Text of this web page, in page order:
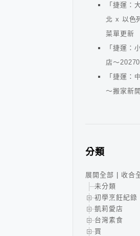
「捷運：
北 x 以色
菜單更新
「捷運：
店～
「捷運：
～搬家新
分類
展開全部
收合
未分類
初學烹飪紀錄
凱莉愛店
台灣素食
買